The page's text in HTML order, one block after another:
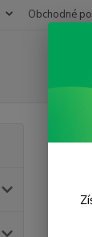
Obchodné